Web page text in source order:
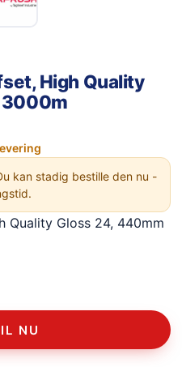
High Quality
3000m
kan stadig bestille den nu -
Quality Gloss 24, 440mm
NU